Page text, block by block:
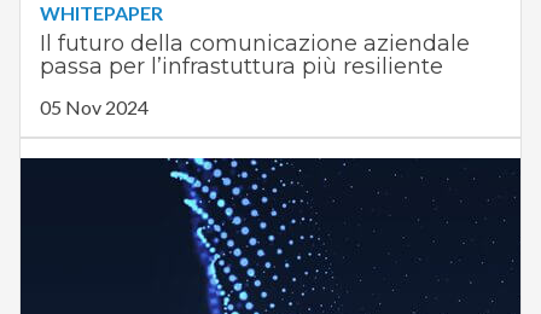
WHITEPAPER
Il futuro della comunicazione aziendale
passa per l’infrastuttura più resiliente
05 Nov 2024